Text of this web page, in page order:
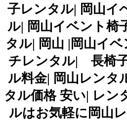
子レンタル| 岡山イ
ル| 岡山イベント椅
タル| 岡山 |岡山イ
チレンタル| 長椅
ル料金| 岡山レンタ
タル価格 安い| レ
ルはお気軽に岡山